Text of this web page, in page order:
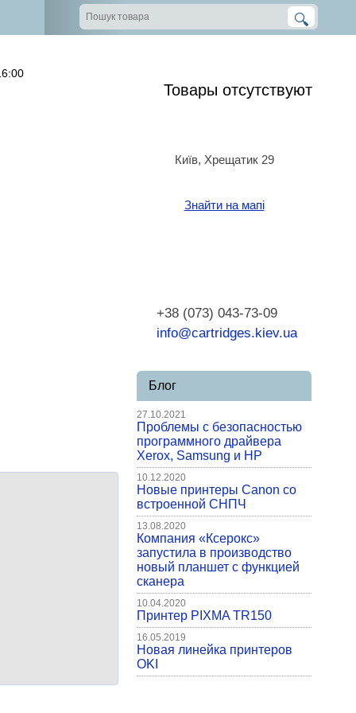
Товары отсутствуют
Київ, Хрещатик 29
Знайти на мапі
+38 (073) 043-73-09
info@cartridges.kiev.ua
Блог
27.10.2021
Проблемы с безопасностью
программного драйвера
Xerox, Samsung и HP
10.12.2020
Новые принтеры Canon со
встроенной СНПЧ
13.08.2020
Компания «Ксерокс»
запустила в производство
новый планшет с функцией
сканера
10.04.2020
Принтер PIXMA TR150
16.05.2019
Новая линейка принтеров
OKI